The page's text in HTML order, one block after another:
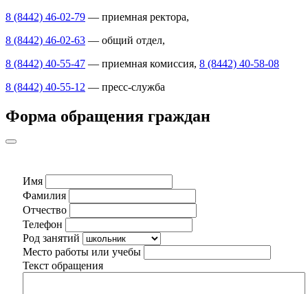
8 (8442) 46-02-79 — приемная ректора,
8 (8442) 46-02-63 — общий отдел,
8 (8442) 40-55-47 — приемная комиссия, 8 (8442) 40-58-08
8 (8442) 40-55-12 — пресс-служба
Форма обращения граждан
Имя
Фамилия
Отчество
Телефон
Род занятий
Место работы или учебы
Текст обращения